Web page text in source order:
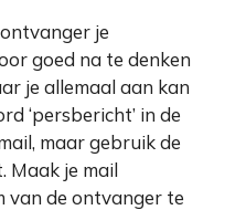
je
goed na te denken
je allemaal aan kan
‘persbericht’ in de
maar gebruik de
Maak je mail
van de ontvanger te